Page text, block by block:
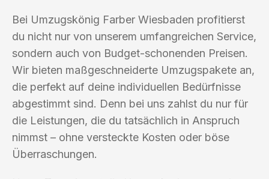
Bei Umzugskönig Farber Wiesbaden profitierst
du nicht nur von unserem umfangreichen Service,
sondern auch von Budget-schonenden Preisen.
Wir bieten maßgeschneiderte Umzugspakete an,
die perfekt auf deine individuellen Bedürfnisse
abgestimmt sind. Denn bei uns zahlst du nur für
die Leistungen, die du tatsächlich in Anspruch
nimmst – ohne versteckte Kosten oder böse
Überraschungen.